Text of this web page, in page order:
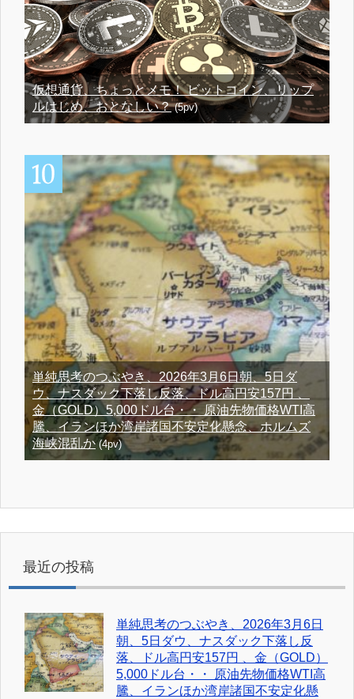
仮想通貨、ちょっとメモ！ ビットコイン、リップ
ルはじめ、おとなしい？(5pv)
単純思考のつぶやき、2026年3月6日朝、5日ダ
ウ、ナスダック下落し反落、ドル高円安157円 、
金（GOLD）5,000ドル台・・ 原油先物価格WTI高
騰、イランほか湾岸諸国不安定化懸念、ホルムズ
海峡混乱か(4pv)
最近の投稿
単純思考のつぶやき、2026年3月6日
朝、5日ダウ、ナスダック下落し反
落、ドル高円安157円 、金（GOLD）
5,000ドル台・・ 原油先物価格WTI高
騰、イランほか湾岸諸国不安定化懸